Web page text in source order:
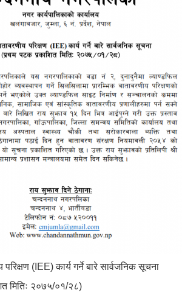
परिक्षण (IEE) कार्य गर्ने बारे सार्वजनिक सूचना
मितिः २०७५/०१/२८)